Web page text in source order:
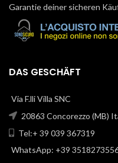
Garantie deiner sicheren
DAS GESCHÄFT
Via F.lli Villa SNC
20863 Concorezzo (MB)
Tel:+ 39 039 367319
WhatsApp: +39